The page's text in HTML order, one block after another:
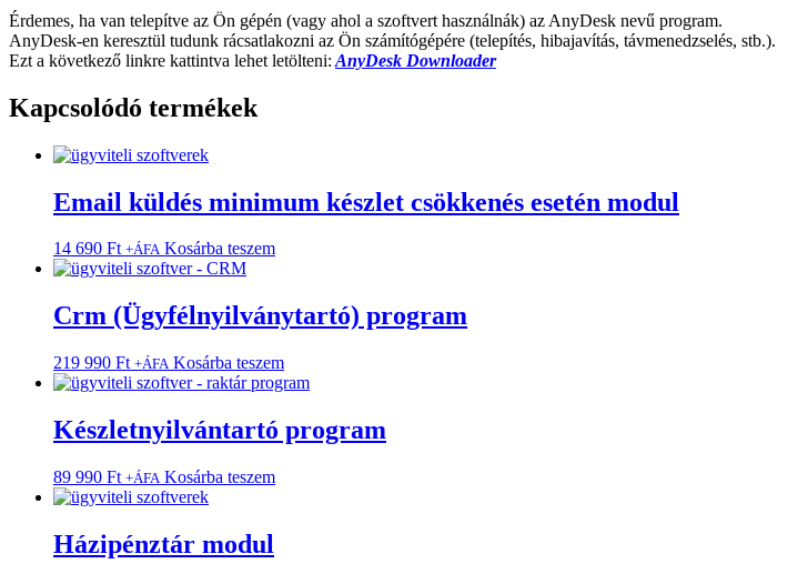
Érdemes, ha van telepítve az Ön gépén (vagy ahol a szoftvert használnák) az AnyDesk nevű program.
AnyDesk-en keresztül tudunk rácsatlakozni az Ön számítógépére (telepítés, hibajavítás, távmenedzselés, stb.).
Ezt a következő linkre kattintva lehet letölteni: AnyDesk Downloader
Kapcsolódó termékek
Email küldés minimum készlet csökkenés esetén modul
14 690 Ft +ÁFA Kosárba teszem
Crm (Ügyfélnyilványtartó) program
219 990 Ft +ÁFA Kosárba teszem
Készletnyilvántartó program
89 990 Ft +ÁFA Kosárba teszem
Házipénztár modul